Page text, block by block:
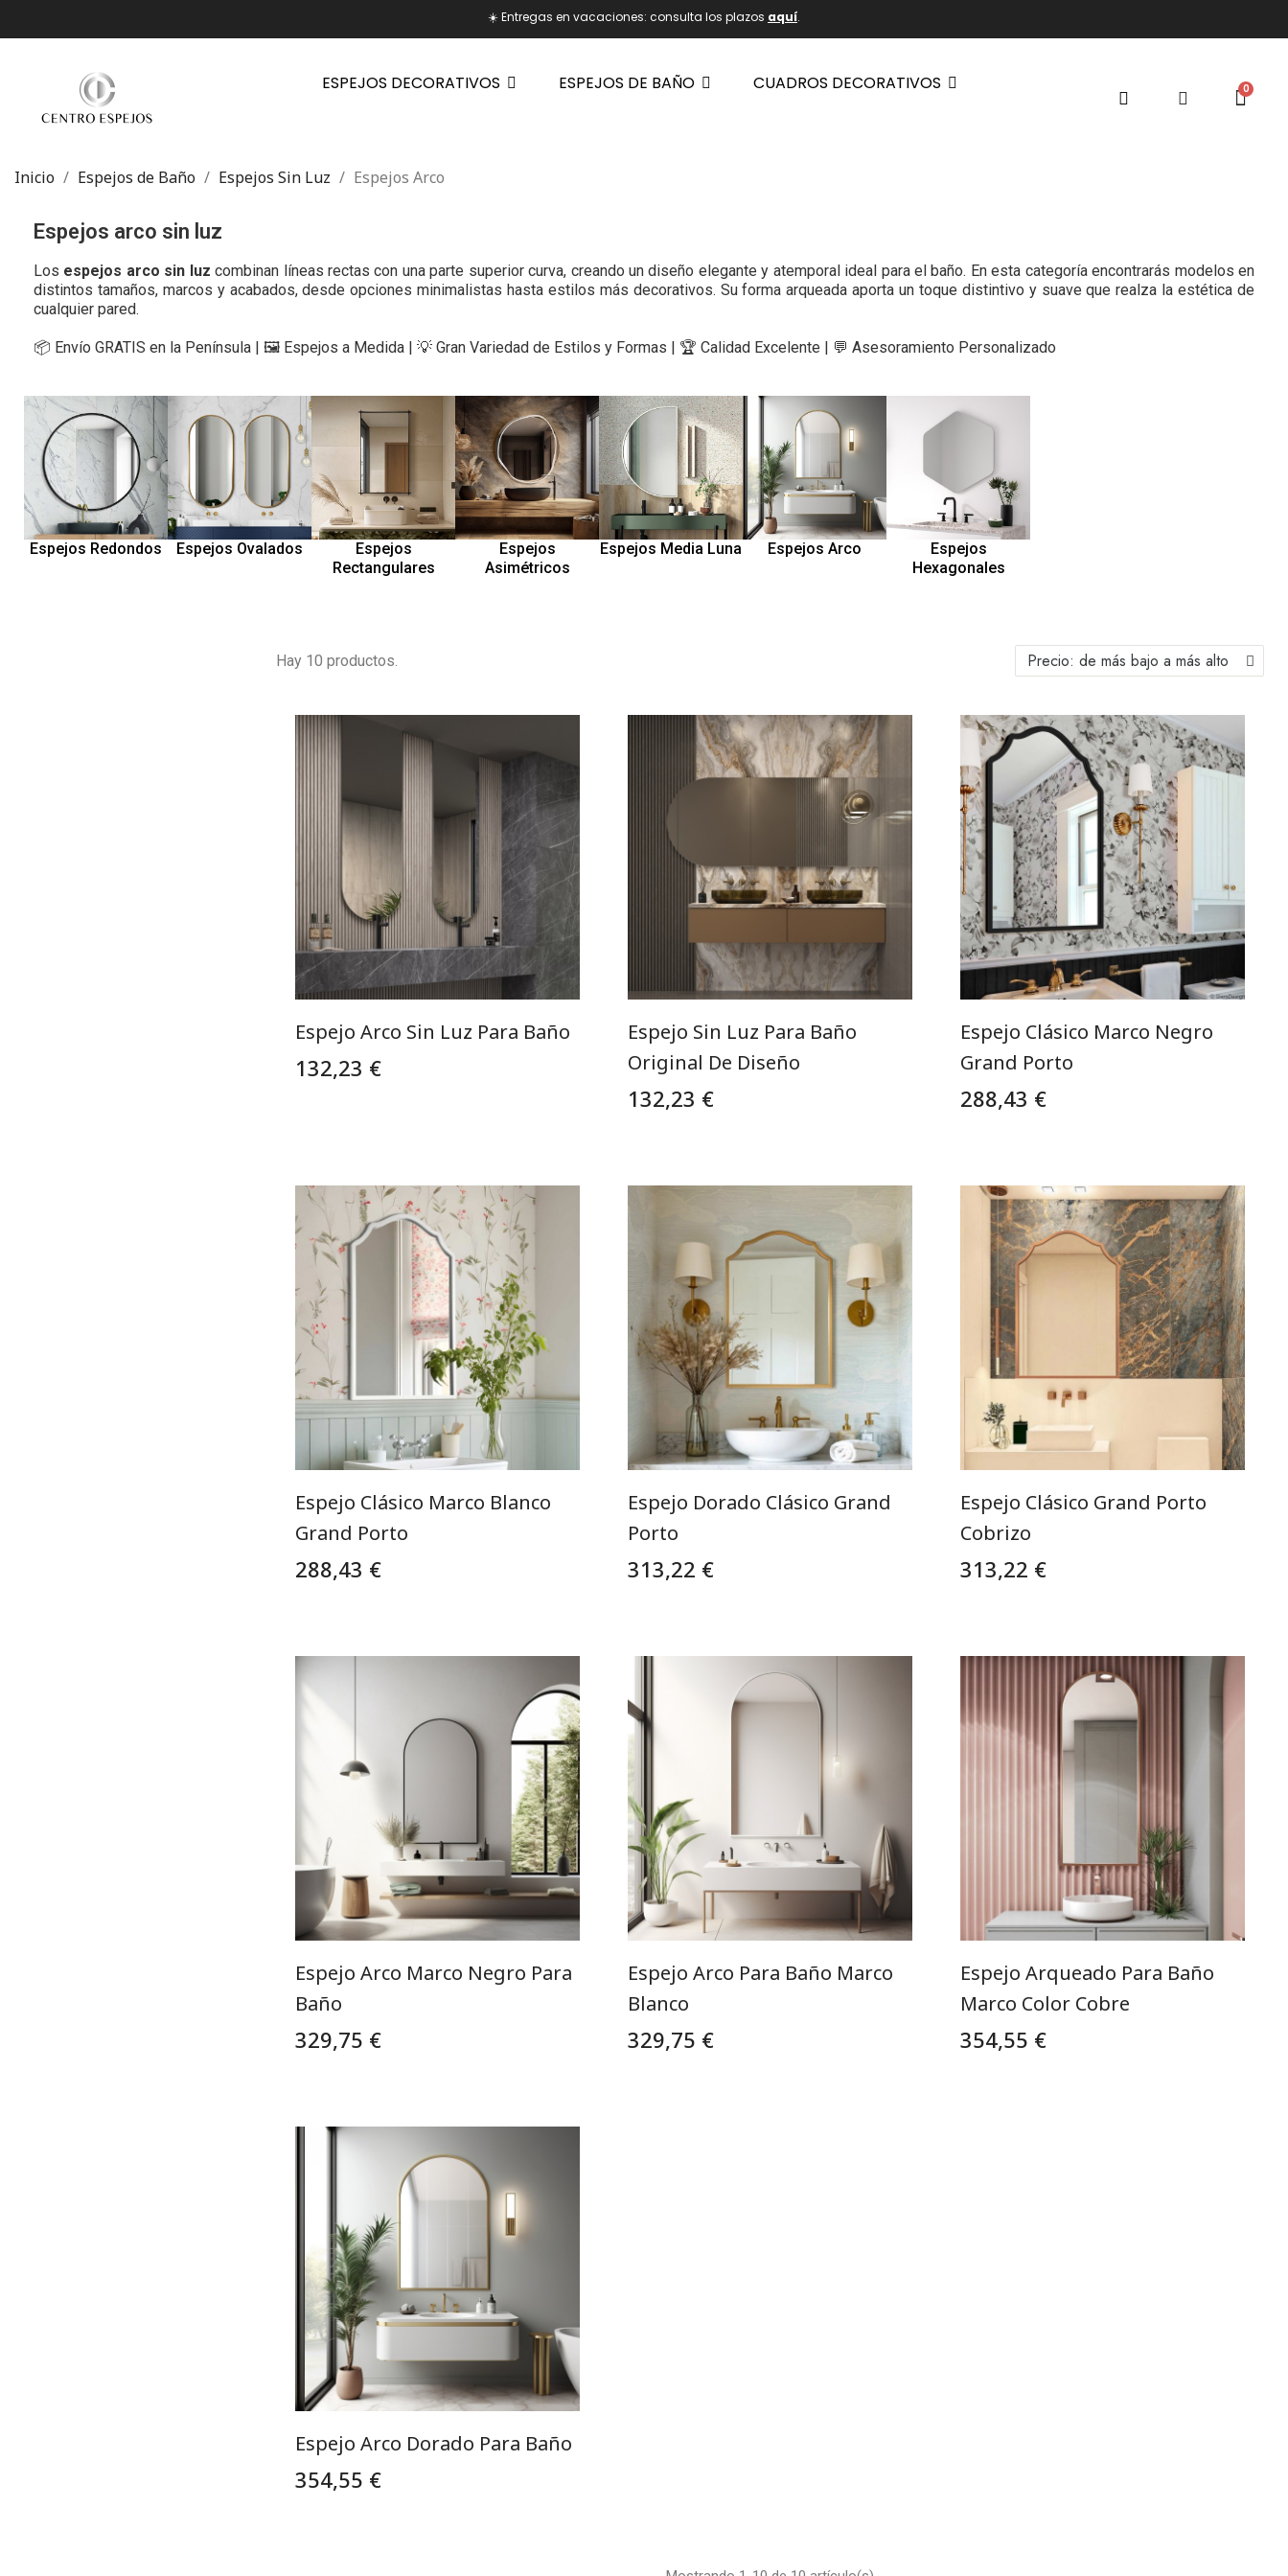
☀️ Entregas en vacaciones: consulta los plazos aquí.
ESPEJOS DECORATIVOS ESPEJOS DE BAÑO CUADROS DECORATIVOS
Inicio Espejos de Baño Espejos Sin Luz Espejos Arco
Espejos arco sin luz
Los espejos arco sin luz combinan líneas rectas con una parte superior curva, creando un diseño elegante y atemporal ideal para el baño. En esta categoría encontrarás modelos en
distintos tamaños, marcos y acabados, desde opciones minimalistas hasta estilos más decorativos. Su forma arqueada aporta un toque distintivo y suave que realza la estética de
cualquier pared.
📦 Envío GRATIS en la Península | 🖼️ Espejos a Medida | 💡 Gran Variedad de Estilos y Formas | 🏆 Calidad Excelente | 💬 Asesoramiento Personalizado
Espejos Redondos Espejos Ovalados
Espejos
Rectangulares
Espejos
Asimétricos
Espejos Media Luna Espejos Arco
Espejos
Hexagonales
Hay 10 productos.
Espejo Arco Sin Luz Para Baño
132,23 €
Espejo Sin Luz Para Baño
Original De Diseño
132,23 €
Espejo Clásico Marco Negro
Grand Porto
288,43 €
Espejo Clásico Marco Blanco
Grand Porto
288,43 €
Espejo Dorado Clásico Grand
Porto
313,22 €
Espejo Clásico Grand Porto
Cobrizo
313,22 €
Espejo Arco Marco Negro Para
Baño
329,75 €
Espejo Arco Para Baño Marco
Blanco
329,75 €
Espejo Arqueado Para Baño
Marco Color Cobre
354,55 €
Espejo Arco Dorado Para Baño
354,55 €